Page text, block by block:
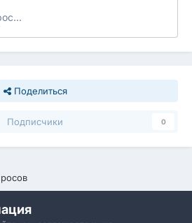
Поделиться
Подписчики 0